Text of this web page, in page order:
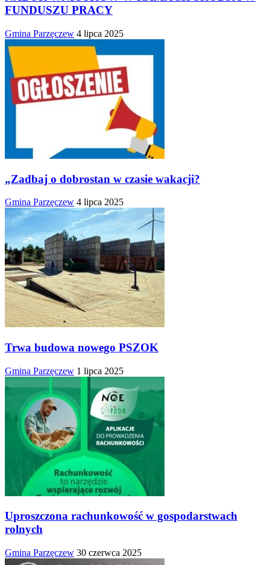
FUNDUSZU PRACY
Gmina Parzęczew 4 lipca 2025
„Zadbaj o dobrostan w czasie wakacji?
Gmina Parzęczew 4 lipca 2025
Trwa budowa nowego PSZOK
Gmina Parzęczew 1 lipca 2025
Uproszczona rachunkowość w gospodarstwach
rolnych
Gmina Parzęczew 30 czerwca 2025